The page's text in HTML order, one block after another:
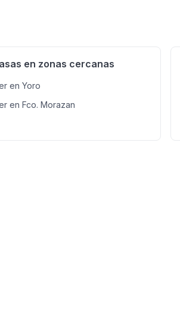
en zonas cercanas
en Yoro
en Fco. Morazan